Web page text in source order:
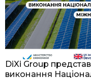
DiXi Group
виконання